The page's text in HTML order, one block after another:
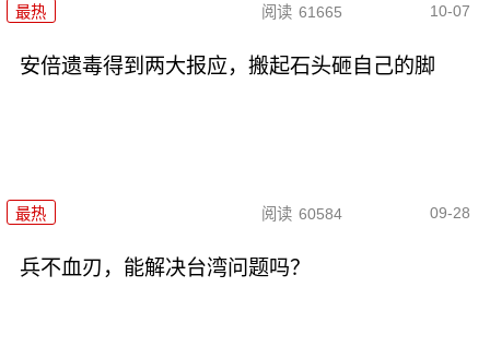
最热 阅读 61665 10-07
安倍遗毒得到两大报应，搬起石头砸自己的脚
最热 阅读 60584 09-28
兵不血刃，能解决台湾问题吗？